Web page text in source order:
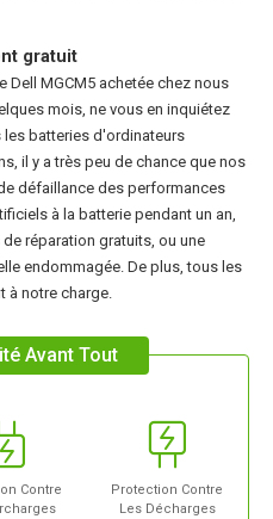
gratuit
Dell MGCM5 achetée chez nous
mois, ne vous en inquiétez
batteries d'ordinateurs
il y a très peu de chance que nos
défaillance des performances
à la batterie pendant un an,
réparation gratuits, ou une
endommagée. De plus, tous les
notre charge.
Avant Tout
Contre
Protection Contre
Les Décharges